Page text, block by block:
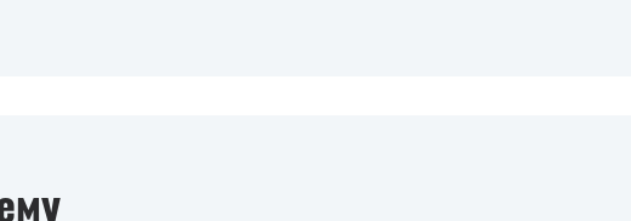
людей, а також корисні поради щодо зміни
міцних родинних стосунків. Стівен Р. Кові узяв за